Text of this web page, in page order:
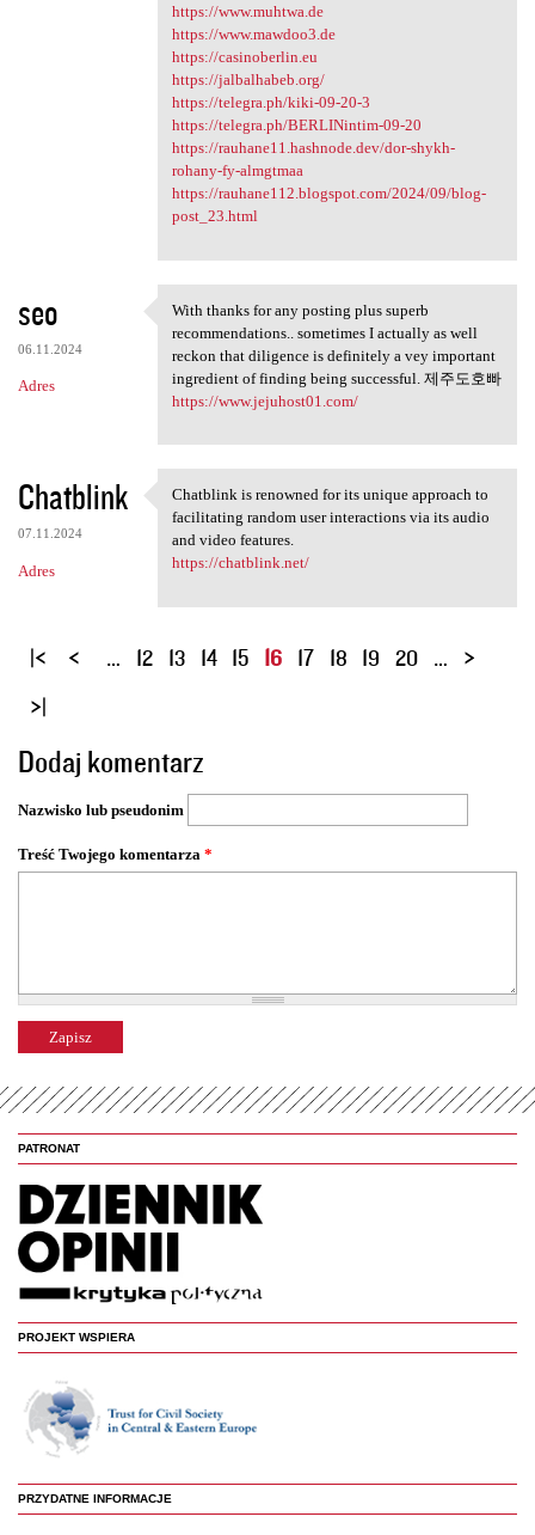
https://www.muhtwa.de
https://www.mawdoo3.de
https://casinoberlin.eu
https://jalbalhabeb.org/
https://telegra.ph/kiki-09-20-3
https://telegra.ph/BERLINintim-09-20
https://rauhane11.hashnode.dev/dor-shykh-
rohany-fy-almgtmaa
https://rauhane112.blogspot.com/2024/09/blog-
post_23.html
seo
06.11.2024
Adres
With thanks for any posting
With thanks for any posting plus superb
recommendations.. sometimes I actually as well
reckon that diligence is definitely a vey important
ingredient of finding being successful. 제주도호빠
https://www.jejuhost01.com/
Chatblink
07.11.2024
Adres
Chatblink is renowned for its
Chatblink is renowned for its unique approach to
facilitating random user interactions via its audio
and video features.
https://chatblink.net/
S
o
n
y
… 12 13 14 15 16 17 18 19 20 …
Dodaj komentarz
Nazwisko lub pseudonim
Treść Twojego komentarza *
PATRONAT
PROJEKT WSPIERA
PRZYDATNE INFORMACJE